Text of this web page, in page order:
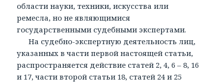
области науки, техники, искусства или
ремесла, но не являющимися
государственными судебными экспертами.
На судебно-экспертную деятельность лиц,
указанных в части первой настоящей статьи,
распространяется действие статей 2, 4, 6 – 8, 16
и 17, части второй статьи 18, статей 24 и 25